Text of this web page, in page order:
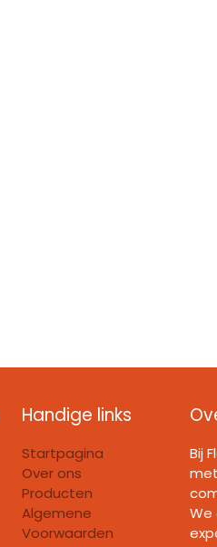
Bij
We
Handige links
Startpagina
Over ons
Producten
Algemene
Voorwaarden